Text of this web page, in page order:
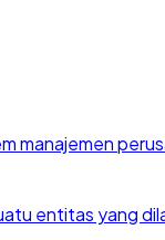
entitas yang